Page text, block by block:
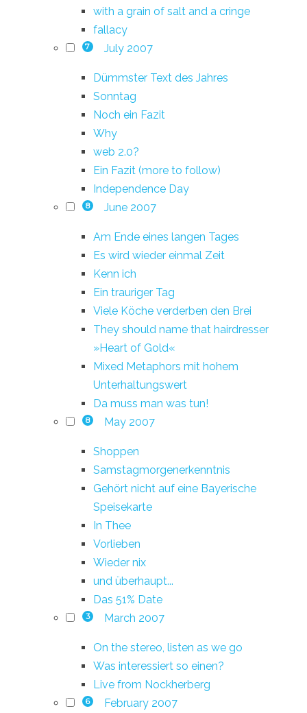
with a grain of salt and a cringe
fallacy
7 July 2007
Dümmster Text des Jahres
Sonntag
Noch ein Fazit
Why
web 2.0?
Ein Fazit (more to follow)
Independence Day
8 June 2007
Am Ende eines langen Tages
Es wird wieder einmal Zeit
Kenn ich
Ein trauriger Tag
Viele Köche verderben den Brei
They should name that hairdresser
»Heart of Gold«
Mixed Metaphors mit hohem
Unterhaltungswert
Da muss man was tun!
8 May 2007
Shoppen
Samstagmorgenerkenntnis
Gehört nicht auf eine Bayerische
Speisekarte
In Thee
Vorlieben
Wieder nix
und überhaupt...
Das 51% Date
3 March 2007
On the stereo, listen as we go
Was interessiert so einen?
Live from Nockherberg
6 February 2007